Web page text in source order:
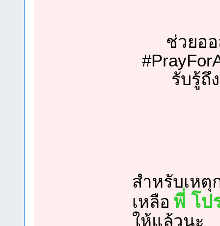
ช่วยอ
รับรู้ถึ
สำหรับเห
เหลือ พี่ โป
ให้แล้วนะ